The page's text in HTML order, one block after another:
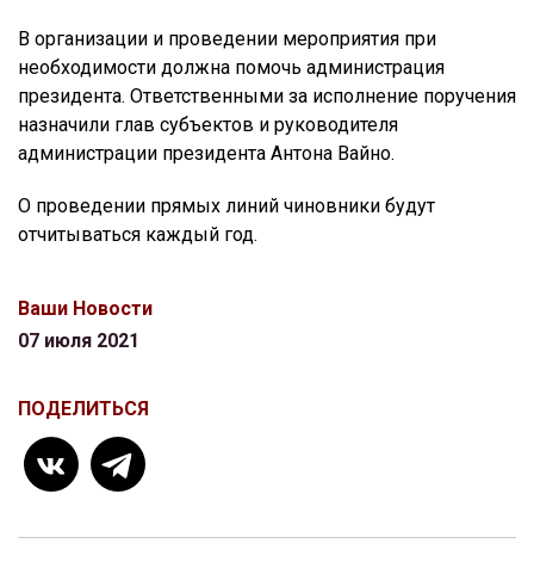
В организации и проведении мероприятия при
необходимости должна помочь администрация
президента. Ответственными за исполнение поручения
назначили глав субъектов и руководителя
администрации президента Антона Вайно.
О проведении прямых линий чиновники будут
отчитываться каждый год.
Ваши Новости
07 июля 2021
ПОДЕЛИТЬСЯ